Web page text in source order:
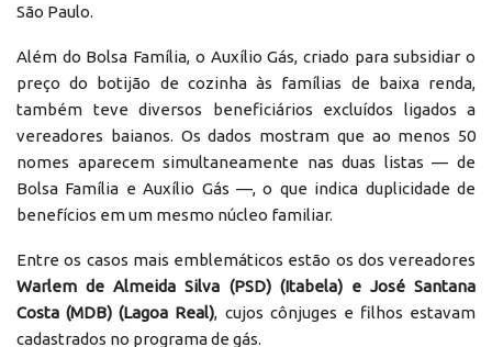
São Paulo.
Além do Bolsa Família, o Auxílio Gás, criado para subsidiar o
preço do botijão de cozinha às famílias de baixa renda,
também teve diversos beneficiários excluídos ligados a
vereadores baianos. Os dados mostram que ao menos 50
nomes aparecem simultaneamente nas duas listas — de
Bolsa Família e Auxílio Gás —, o que indica duplicidade de
benefícios em um mesmo núcleo familiar.
Entre os casos mais emblemáticos estão os dos vereadores
Warlem de Almeida Silva (PSD) (Itabela) e José Santana
Costa (MDB) (Lagoa Real), cujos cônjuges e filhos estavam
cadastrados no programa de gás.